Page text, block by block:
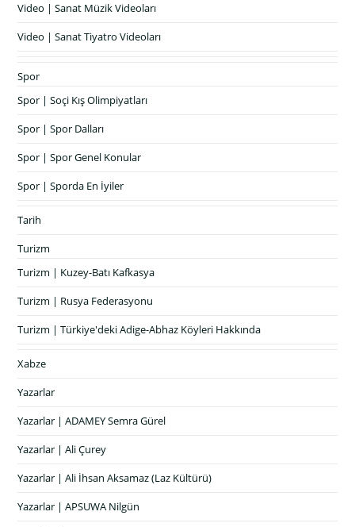
Video | Sanat Müzik Videoları
Video | Sanat Tiyatro Videoları
Spor
Spor | Soçi Kış Olimpiyatları
Spor | Spor Dalları
Spor | Spor Genel Konular
Spor | Sporda En İyiler
Tarih
Turizm
Turizm | Kuzey-Batı Kafkasya
Turizm | Rusya Federasyonu
Turizm | Türkiye'deki Adige-Abhaz Köyleri Hakkında
Xabze
Yazarlar
Yazarlar | ADAMEY Semra Gürel
Yazarlar | Ali Çurey
Yazarlar | Ali İhsan Aksamaz (Laz Kültürü)
Yazarlar | APSUWA Nilgün